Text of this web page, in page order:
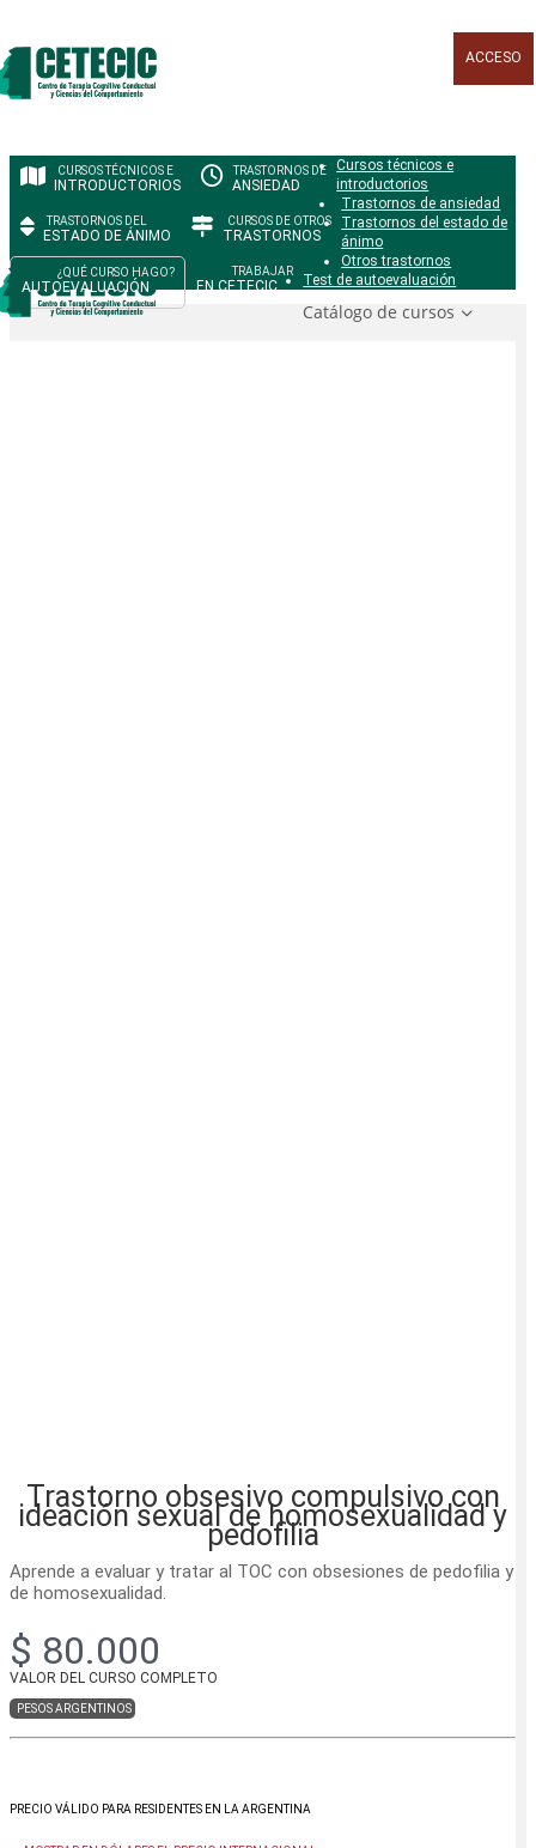
ACCESO
INTRODUCTORIOS ANSIEDAD
ESTADO DE ÁNIMO TRASTORNOS
AUTOEVALUACIÓN EN CETECIC
Cursos técnicos e
introductorios
Trastornos de ansiedad
Trastornos del estado de
ánimo
Otros trastornos
Test de autoevaluación
Trastorno obsesivo compulsivo con
ideación sexual de homosexualidad y
pedofilia
Aprende a evaluar y tratar al TOC con obsesiones de pedofilia y
de homosexualidad.
$ 80.000
VALOR DEL CURSO COMPLETO
PESOS ARGENTINOS